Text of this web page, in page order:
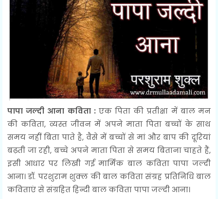
पापा जल्दी आना कविता : एक पिता की प्रतीक्षा में बाल मन
की कविता, व्यस्त जीवन में अपने माता पिता बच्चों के साथ
समय नहीं बिता पाते है, वैसे में बच्चों से मां और बाप की दूरियां
बढ़ती जा रही, बच्चे अपने माता पिता से समय बिताना चाहते हैं,
इसी आधार पर लिखी गई मार्मिक बाल कविता पापा जल्दी
आना। डॉ. परशुराम शुक्ल की बाल कविता संग्रह प्रतिनिधि बाल
कविताएं से संग्रहित हिन्दी बाल कविता पापा जल्दी आना।